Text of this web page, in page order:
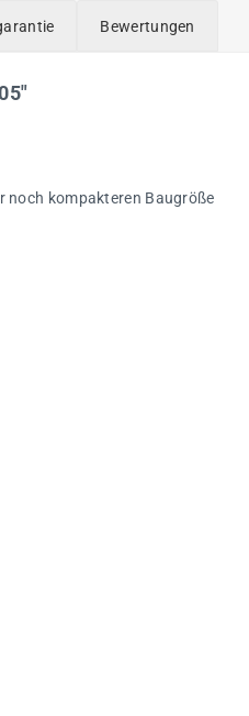
Bewertungen
noch kompakteren Baugröße